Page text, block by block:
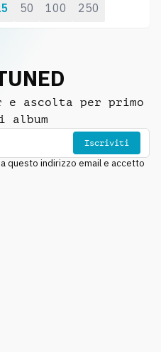
50 100 250
ascolta per primo
album
Iscriviti
questo indirizzo email e accetto